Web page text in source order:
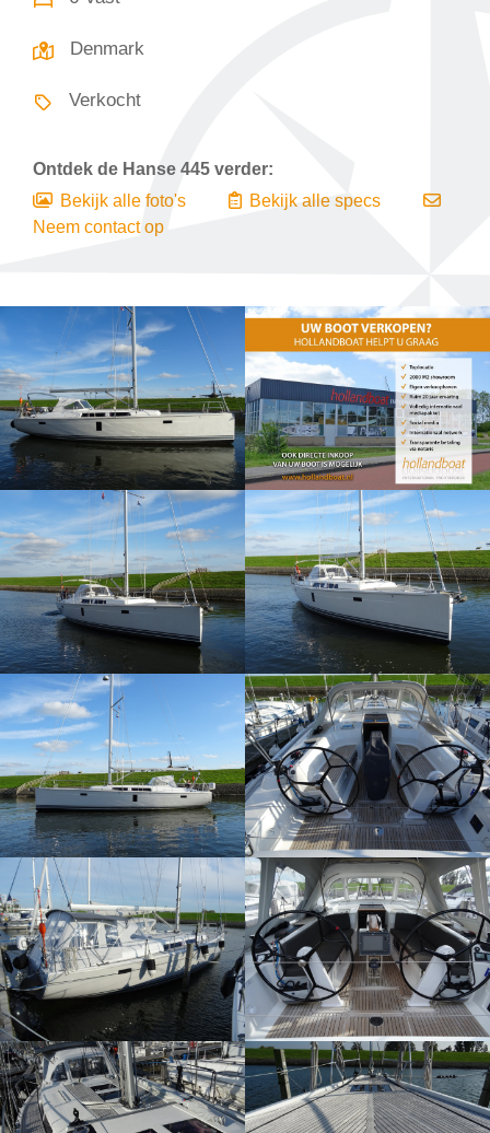
Denmark
Verkocht
Ontdek de Hanse 445 verder:
Bekijk alle foto's
Bekijk alle specs
Neem contact op